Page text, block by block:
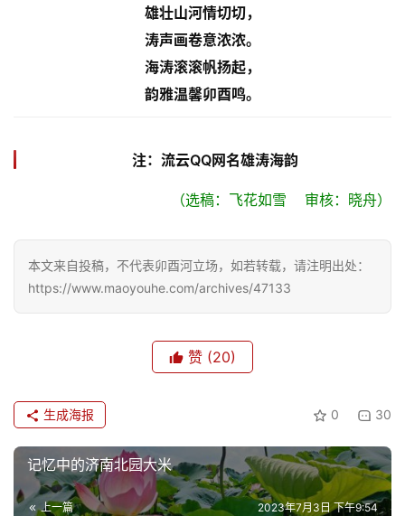
雄壮山河情切切，
涛声画卷意浓浓。
海涛滚滚帆扬起，
韵雅温馨卯酉鸣。
注：流云QQ网名雄涛海韵
（选稿：飞花如雪    审核：晓舟）
本文来自投稿，不代表卯酉河立场，如若转载，请注明出处：
https://www.maoyouhe.com/archives/47133
赞 (20)
0 30
生成海报
记忆中的济南北园大米
上一篇 2023年7月3日 下午9:54